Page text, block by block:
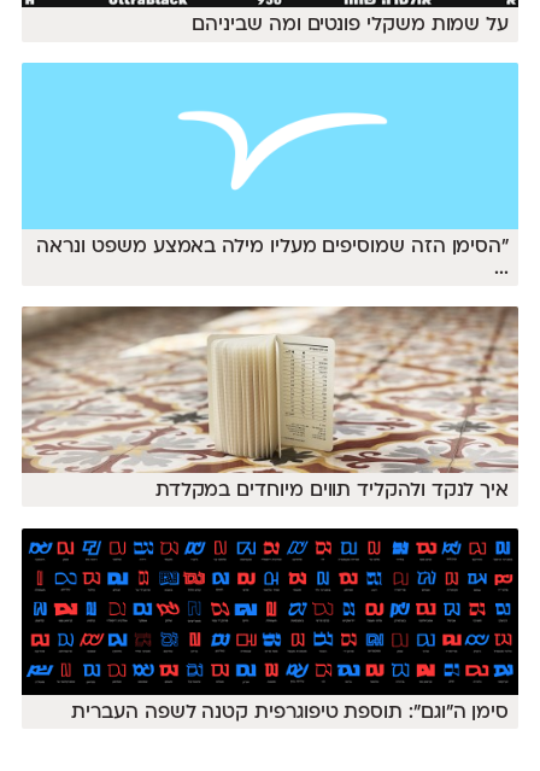
על שמות משקלי פונטים ומה שביניהם
״הסימן הזה שמוסיפים מעליו מילה באמצע משפט ונראה
...
איך לנקד ולהקליד תווים מיוחדים במקלדת
סימן ה״וגם״: תוספת טיפוגרפית קטנה לשפה העברית